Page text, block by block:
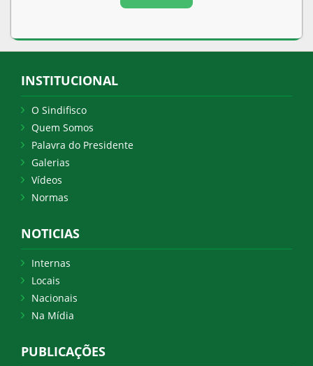
INSTITUCIONAL
O Sindifisco
Quem Somos
Palavra do Presidente
Galerias
Vídeos
Normas
NOTICIAS
Internas
Locais
Nacionais
Na Mídia
PUBLICAÇÕES